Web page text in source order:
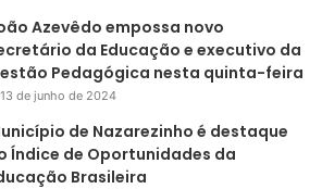
Azevêdo empossa novo
da Educação e executivo da
Pedagógica nesta quinta-feira
13 de junho de 2024
de Nazarezinho é destaque
Índice de Oportunidades da
Brasileira